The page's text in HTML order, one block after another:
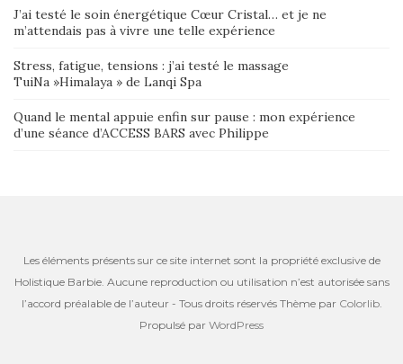
J’ai testé le soin énergétique Cœur Cristal… et je ne
m’attendais pas à vivre une telle expérience
Stress, fatigue, tensions : j’ai testé le massage
TuiNa »Himalaya » de Lanqi Spa
Quand le mental appuie enfin sur pause : mon expérience
d’une séance d’ACCESS BARS avec Philippe
Les éléments présents sur ce site internet sont la propriété exclusive de
Holistique Barbie. Aucune reproduction ou utilisation n’est autorisée sans
l’accord préalable de l’auteur - Tous droits réservés Thème par Colorlib.
Propulsé par WordPress